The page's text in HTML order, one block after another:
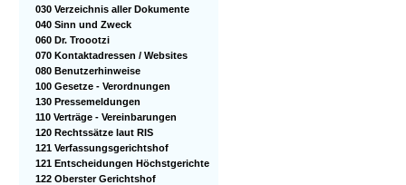
030 Verzeichnis aller Dokumente
040 Sinn und Zweck
060 Dr. Troootzi
070 Kontaktadressen / Websites
080 Benutzerhinweise
100 Gesetze - Verordnungen
130 Pressemeldungen
110 Verträge - Vereinbarungen
120 Rechtssätze laut RIS
121 Verfassungsgerichtshof
121 Entscheidungen Höchstgerichte
122 Oberster Gerichtshof